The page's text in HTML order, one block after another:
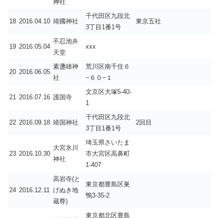
神社
18 2016.04.10 靖國神社
千代田区九段北
3丁目1番1号
東京五社
19 2016.05.04
不忍池弁
天堂
xxx
20 2016.06.05
素盞雄神
社
荒川区南千住６
−６０−１
21 2016.07.16 護国寺
文京区大塚5-40-
1
22 2016.09.18 靖国神社
千代田区九段北
3丁目1番1号
2回目
23 2016.10.30
大宮氷川
神社
埼玉県さいたま
市大宮区高鼻町
1-407
24 2016.12.11
高岩寺(と
げぬき地
蔵尊)
東京都豊島区巣
鴨3-35-2
東京都北区豊島